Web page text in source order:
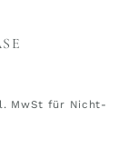
MwSt für Nicht-